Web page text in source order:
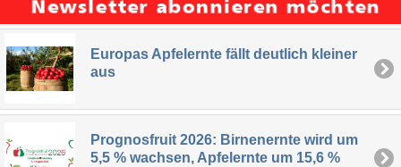
Europas Apfelernte fällt deutlich kleiner
aus
Prognosfruit 2026: Birnenernte wird um
5,5 % wachsen, Apfelernte um 15,6 %